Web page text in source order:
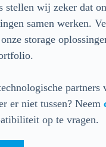
stellen wij zeker dat
samen werken.
storage
er niet tussen? Neem
op te vragen.